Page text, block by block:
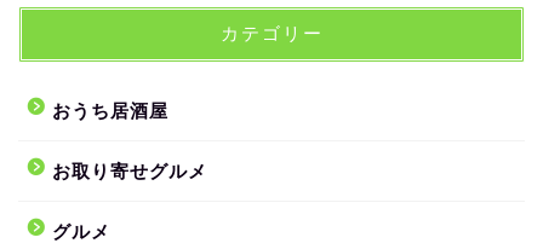
カテゴリー
おうち居酒屋
お取り寄せグルメ
グルメ